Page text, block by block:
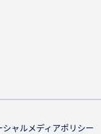
シャルメディアポリシー